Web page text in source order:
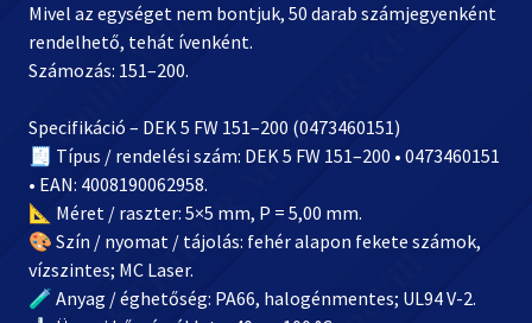
Mivel az egységet nem bontjuk, 50 darab számjegyenként
rendelhető, tehát ívenként.
Számozás: 151–200.
Specifikáció – DEK 5 FW 151–200 (0473460151)
🧾 Típus / rendelési szám: DEK 5 FW 151–200 • 0473460151
• EAN: 4008190062958.
📐 Méret / raszter: 5×5 mm, P = 5,00 mm.
🎨 Szín / nyomat / tájolás: fehér alapon fekete számok,
vízszintes; MC Laser.
🧪 Anyag / éghetőség: PA66, halogénmentes; UL94 V-2.